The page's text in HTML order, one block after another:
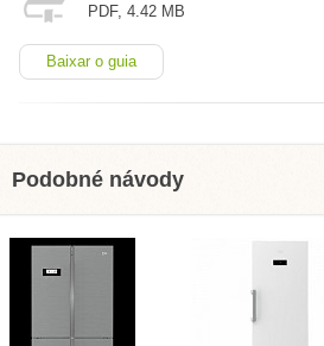
PDF, 4.42 MB
Baixar o guia
Podobné návody